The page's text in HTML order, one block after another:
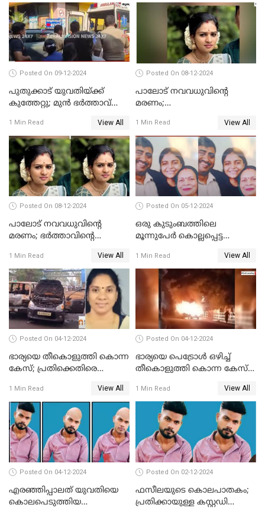
കസ്റ്റഡിയില്‍
ആശുപത്രി എം.ഡി ഷംസുദ്ദീൻ
Posted On 09-12-2024
പുതുക്കാട് യുവതിയ്ക്ക്
കുത്തേറ്റു; മുൻ ഭർത്താവ്
1 Min Read View All
Posted On 08-12-2024
പാലോട് നവവധുവിന്റെ
മരണം;
സ്ഥിരീകരിച്ച് പൊലീസ്
1 Min Read View All
Posted On 08-12-2024
പാലോട് നവവധുവിന്റെ
മരണം; ഭര്‍ത്താവിന്റെ
1 Min Read View All
Posted On 05-12-2024
ഒരു കുടുംബത്തിലെ
മൂന്നുപേര്‍ കൊല്ലപ്പെട്ട
1 Min Read View All
Posted On 04-12-2024
ഭാര്യയെ തീകൊളുത്തി കൊന്ന
കേസ്; പ്രതിക്കെതിരെ
വധശ്രമ കുറ്റവും ചുമത്തി
1 Min Read View All
Posted On 04-12-2024
ഭാര്യയെ പെട്രോള്‍ ഒഴിച്ച്
തീകൊളുത്തി കൊന്ന കേസ്‌;
രേഖപ്പെടുത്തി
1 Min Read View All
Posted On 04-12-2024
എരഞ്ഞിപ്പാലത് യുവതിയെ
കൊലപെടുത്തിയ
Posted On 02-12-2024
ഫസീലയുടെ കൊലപാതകം;
പ്രതിക്കായുള്ള കസ്റ്റഡി